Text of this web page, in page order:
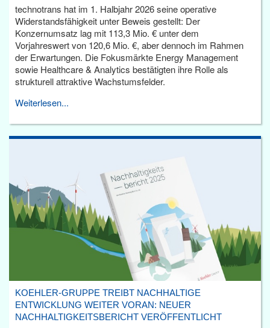
technotrans hat im 1. Halbjahr 2026 seine operative
Widerstandsfähigkeit unter Beweis gestellt: Der
Konzernumsatz lag mit 113,3 Mio. € unter dem
Vorjahreswert von 120,6 Mio. €, aber dennoch im Rahmen
der Erwartungen. Die Fokusmärkte Energy Management
sowie Healthcare & Analytics bestätigten ihre Rolle als
strukturell attraktive Wachstumsfelder.
Weiterlesen...
KOEHLER-GRUPPE TREIBT NACHHALTIGE
ENTWICKLUNG WEITER VORAN: NEUER
NACHHALTIGKEITSBERICHT VERÖFFENTLICHT